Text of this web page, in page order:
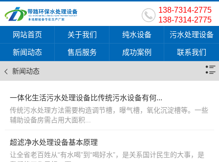
138-7314-2775
138-7314-2775
网站首页
关于我们 纯水设备 污水处理设备
新闻动态 售后服务 成功案例 联系我们
新闻动态
一体化生活污水处理设备比传统污水设备有何...
传统污水处理方法需要构造调节槽，曝气槽，氧化沉淀槽等。一些
辅助设备房需占用大面积...
超滤净水处理设备基本原理
让全省老百姓从“有水喝”到“喝好水”，是关系国计民生的大事，是